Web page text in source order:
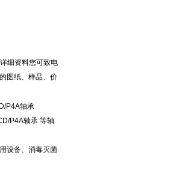
细资料您可致电
图纸、样品、价
P4A轴承
P4A轴承 等轴
设备、消毒灭菌